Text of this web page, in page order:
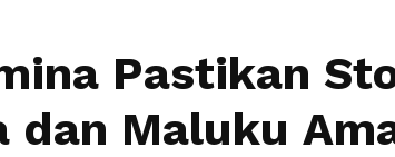
Pastikan
dan Maluku